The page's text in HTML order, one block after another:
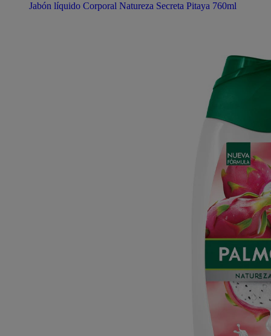
Jabón líquido Corporal Natureza Secreta Pitaya 760ml